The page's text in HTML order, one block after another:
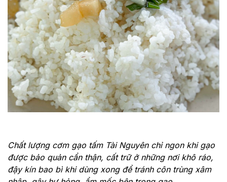
Chất lượng cơm gạo tấm Tài Nguyên chỉ ngon khi gạo
được bảo quản cẩn thận, cất trữ ở những nơi khô ráo,
đậy kín bao bì khi dùng xong để tránh côn trùng xâm